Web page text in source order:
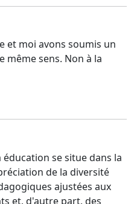
et moi avons soumis un
même sens. Non à la
se situe dans la
de la diversité
ajustées aux
et, d'autre part, des